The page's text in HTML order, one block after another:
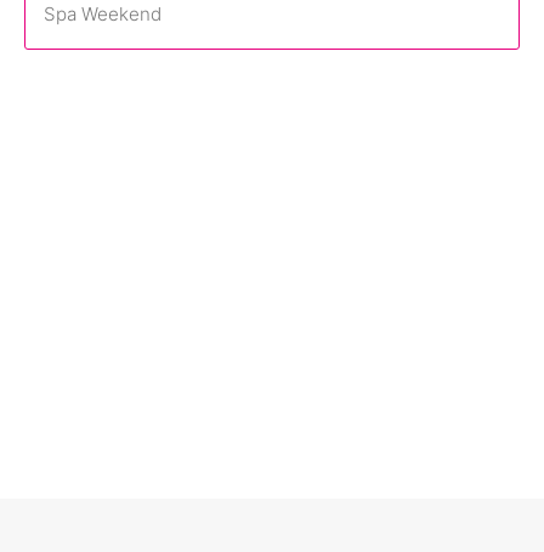
Spa Weekend